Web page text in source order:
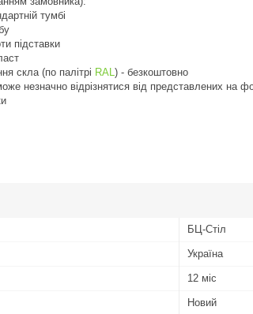
тумбі
підставки
скла (по палітрі RAL ) - безкоштовно
незначно відрізнятися від представлених на
БЦ-Стіл
Україна
12 міс
Новий